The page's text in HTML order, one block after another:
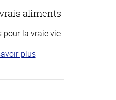
aliments
pour la vraie vie.
plus